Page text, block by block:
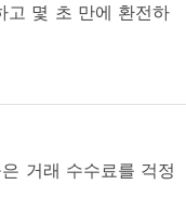
고 몇 초 만에 환전하
거래 수수료를 걱정